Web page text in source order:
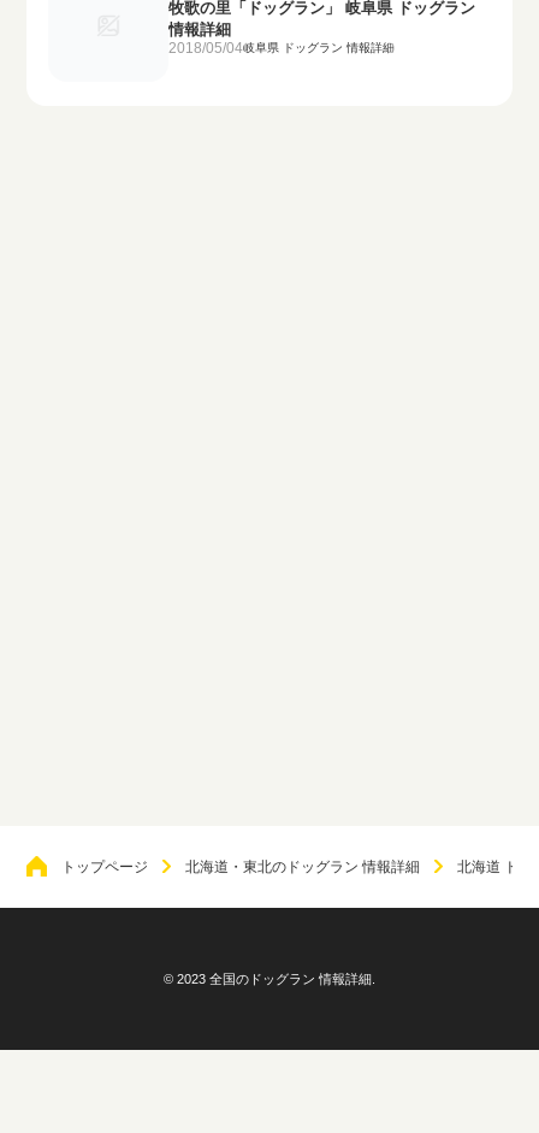
牧歌の里「ドッグラン」 岐阜県 ドッグラン
情報詳細
2018/05/04岐阜県 ドッグラン 情報詳細
トップページ 北海道・東北のドッグラン 情報詳細 北海道 ドッ
© 2023 全国のドッグラン 情報詳細.